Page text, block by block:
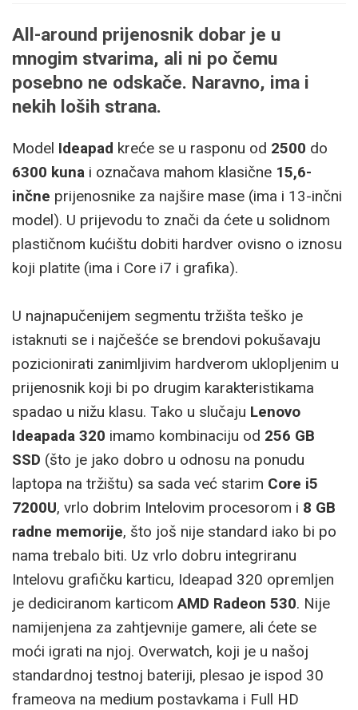
All-around prijenosnik dobar je u
mnogim stvarima, ali ni po čemu
posebno ne odskače. Naravno, ima i
nekih loših strana.
Model Ideapad kreće se u rasponu od 2500 do
6300 kuna i označava mahom klasične 15,6-
inčne prijenosnike za najšire mase (ima i 13-inčni
model). U prijevodu to znači da ćete u solidnom
plastičnom kućištu dobiti hardver ovisno o iznosu
koji platite (ima i Core i7 i grafika).
U najnapučenijem segmentu tržišta teško je
istaknuti se i najčešće se brendovi pokušavaju
pozicionirati zanimljivim hardverom uklopljenim u
prijenosnik koji bi po drugim karakteristikama
spadao u nižu klasu. Tako u slučaju Lenovo
Ideapada 320 imamo kombinaciju od 256 GB
SSD (što je jako dobro u odnosu na ponudu
laptopa na tržištu) sa sada već starim Core i5
7200U, vrlo dobrim Intelovim procesorom i 8 GB
radne memorije, što još nije standard iako bi po
nama trebalo biti. Uz vrlo dobru integriranu
Intelovu grafičku karticu, Ideapad 320 opremljen
je dediciranom karticomAMD Radeon 530. Nije
namijenjena za zahtjevnije gamere, ali ćete se
moći igrati na njoj. Overwatch, koji je u našoj
standardnoj testnoj bateriji, plesao je ispod 30
frameova na medium postavkama i Full HD